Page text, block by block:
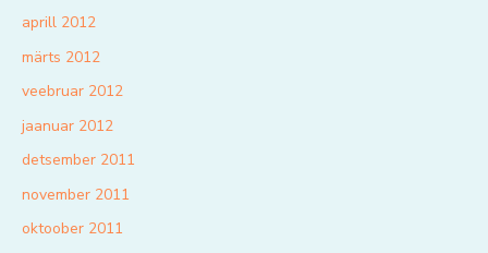
aprill 2012
märts 2012
veebruar 2012
jaanuar 2012
detsember 2011
november 2011
oktoober 2011